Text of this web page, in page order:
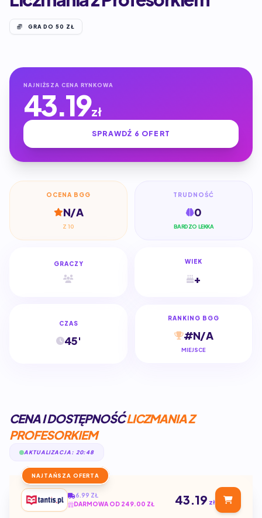
GRA DO 50 ZŁ
NAJNIŻSZA CENA RYNKOWA
43.19zł
SPRAWDŹ 6 OFERT
OCENA BGG
N/A
Z 10
TRUDNOŚĆ
0
BARDZO LEKKA
GRACZY WIEK
+
CZAS
45'
RANKING BGG
#N/A
MIEJSCE
CENA I DOSTĘPNOŚĆLICZMANIA Z
PROFESORKIEM
AKTUALIZACJA: 20:48
NAJTAŃSZA OFERTA
6.99 ZŁ
DARMOWA OD 249.00 ZŁ
43.19 zł